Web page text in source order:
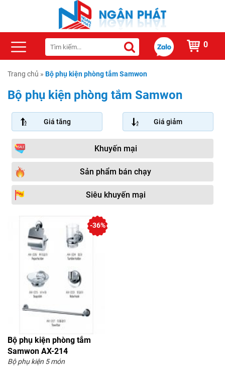
0
Trang chủ » Bộ phụ kiện phòng tắm Samwon
Bộ phụ kiện phòng tắm Samwon
Giá tăng Giá giảm
Khuyến mại
Sản phẩm bán chạy
Siêu khuyến mại
Bộ phụ kiện phòng tắm
Samwon AX-214
Bộ phụ kiện 5 món
-36%